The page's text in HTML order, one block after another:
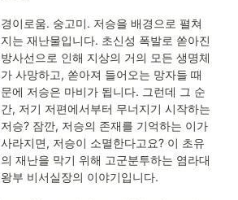
경이로움. 숭고미. 저승을 배경으로 펼쳐
지는 재난물입니다. 초신성 폭발로 쏟아진
방사선으로 인해 지상의 거의 모든 생명체
가 사망하고, 쏟아져 들어오는 망자들 때
문에 저승은 마비가 됩니다. 그런데 그 순
간, 저기 저편에서부터 무너지기 시작하는
저승? 잠깐, 저승의 존재를 기억하는 이가
사라지면, 저승이 소멸한다고요? 이 초유
의 재난을 막기 위해 고군분투하는 염라대
왕부 비서실장의 이야기입니다.